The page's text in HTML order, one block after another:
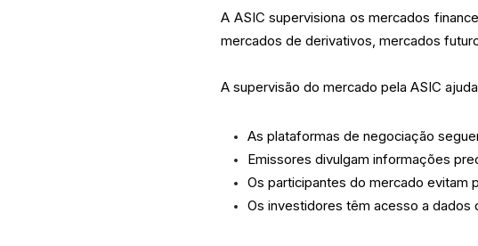
A ASIC supervisiona os mercados
mercados de derivativos, mercados
A supervisão do mercado pela ASIC
As plataformas de negociação
Emissores divulgam informações
Os participantes do mercado evitam
Os investidores têm acesso a